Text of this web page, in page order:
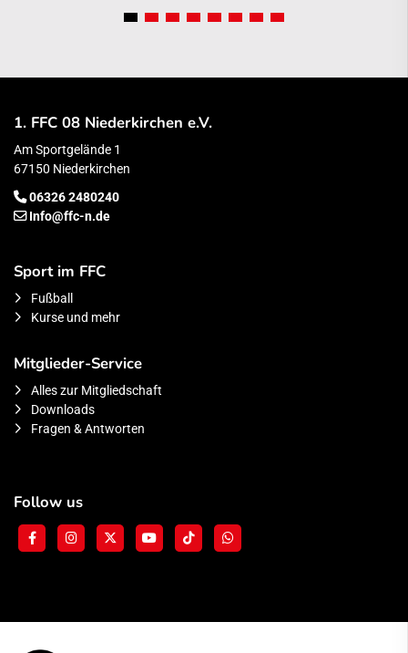
1. FFC 08 Niederkirchen e.V.
Am Sportgelände 1
67150 Niederkirchen
06326 2480240
Info@ffc-n.de
Sport im FFC
Fußball
Kurse und mehr
Mitglieder-Service
Alles zur Mitgliedschaft
Downloads
Fragen & Antworten
Follow us